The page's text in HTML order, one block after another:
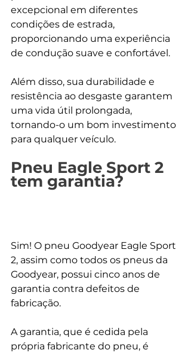
excepcional em diferentes
condições de estrada,
proporcionando uma experiência
de condução suave e confortável.
Além disso, sua durabilidade e
resistência ao desgaste garantem
uma vida útil prolongada,
tornando-o um bom investimento
para qualquer veículo.
Pneu Eagle Sport 2
tem garantia?
Sim! O pneu Goodyear Eagle Sport
2, assim como todos os pneus da
Goodyear, possui cinco anos de
garantia contra defeitos de
fabricação.
A garantia, que é cedida pela
própria fabricante do pneu, é